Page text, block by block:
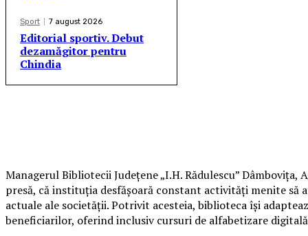
Sport 7 august 2026
Editorial sportiv. Debut
dezamăgitor pentru
Chindia
Managerul Bibliotecii Județene „I.H. Rădulescu”
presă, că instituția desfășoară constant activități menite
actuale ale societății. Potrivit acesteia, biblioteca își
beneficiarilor, oferind inclusiv cursuri de alfabetizare